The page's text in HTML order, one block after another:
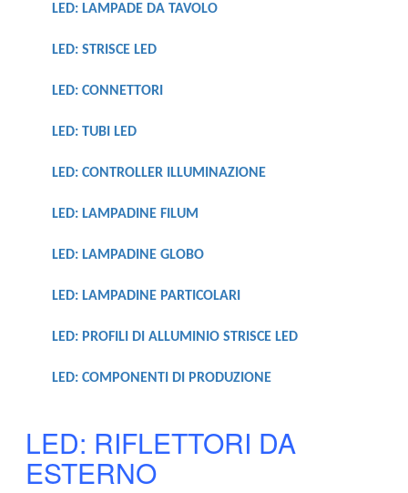
LED: LAMPADE DA TAVOLO
LED: STRISCE LED
LED: CONNETTORI
LED: TUBI LED
LED: CONTROLLER ILLUMINAZIONE
LED: LAMPADINE FILUM
LED: LAMPADINE GLOBO
LED: LAMPADINE PARTICOLARI
LED: PROFILI DI ALLUMINIO STRISCE LED
LED: COMPONENTI DI PRODUZIONE
LED: RIFLETTORI DA
ESTERNO